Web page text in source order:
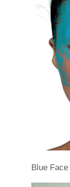
Blue